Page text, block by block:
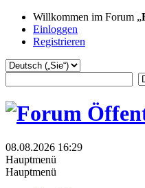
Willkommen im Forum „
Einloggen
Registrieren
08.08.2026 16:29
Hauptmenü
Hauptmenü